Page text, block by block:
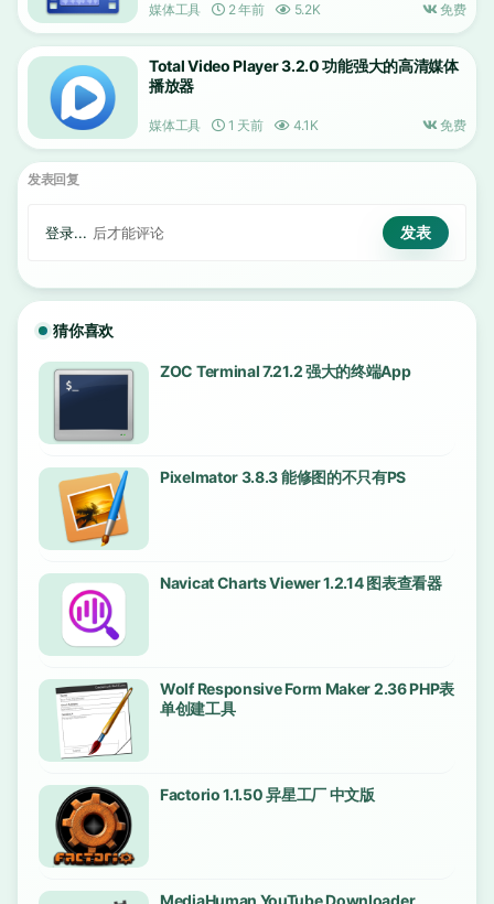
媒体工具 2 年前 5.2K 免费
Total Video Player 3.2.0 功能强大的高清媒体
播放器
媒体工具 1 天前 4.1K 免费
发表回复
登录... 后才能评论
猜你喜欢
ZOC Terminal 7.21.2 强大的终端App
Pixelmator 3.8.3 能修图的不只有PS
Navicat Charts Viewer 1.2.14 图表查看器
Wolf Responsive Form Maker 2.36 PHP表
单创建工具
Factorio 1.1.50 异星工厂 中文版